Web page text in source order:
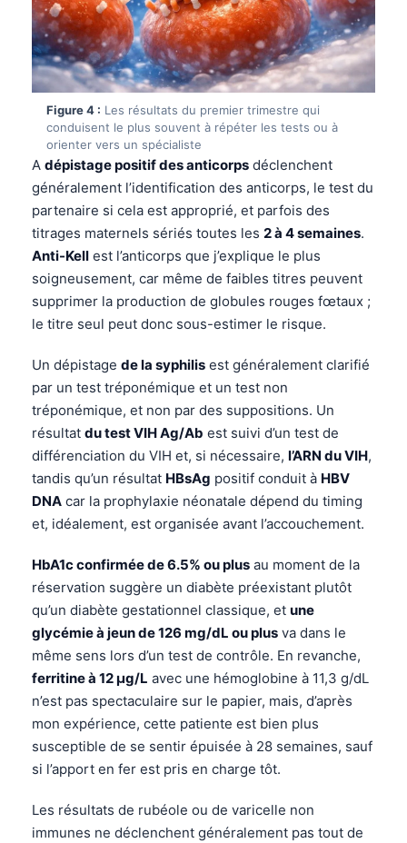
Figure 4 : Les résultats du premier trimestre qui
conduisent le plus souvent à répéter les tests ou à
orienter vers un spécialiste
A dépistage positif des anticorps déclenchent
généralement l’identification des anticorps, le test du
partenaire si cela est approprié, et parfois des
titrages maternels sériés toutes les 2 à 4 semaines.
Anti-Kell est l’anticorps que j’explique le plus
soigneusement, car même de faibles titres peuvent
supprimer la production de globules rouges fœtaux ;
le titre seul peut donc sous-estimer le risque.
Un dépistage de la syphilis est généralement clarifié
par un test tréponémique et un test non
tréponémique, et non par des suppositions. Un
résultat du test VIH Ag/Ab est suivi d’un test de
différenciation du VIH et, si nécessaire, l’ARN du VIH,
tandis qu’un résultat HBsAg positif conduit à HBV
DNA car la prophylaxie néonatale dépend du timing
et, idéalement, est organisée avant l’accouchement.
HbA1c confirmée de 6.5% ou plus au moment de la
réservation suggère un diabète préexistant plutôt
qu’un diabète gestationnel classique, et une
glycémie à jeun de 126 mg/dL ou plus va dans le
même sens lors d’un test de contrôle. En revanche,
ferritine à 12 µg/L avec une hémoglobine à 11,3 g/dL
n’est pas spectaculaire sur le papier, mais, d’après
mon expérience, cette patiente est bien plus
susceptible de se sentir épuisée à 28 semaines, sauf
si l’apport en fer est pris en charge tôt.
Les résultats de rubéole ou de varicelle non
immunes ne déclenchent généralement pas tout de
Македонски јазик
Euskara
Gàidhlig
Occitan
العربية المغربية
Afrikaans
Монгол
ພາສາລາວ
Basa Jawa
Cebuano
ئۇيغۇرچە
Кыргызча
Татар теле
Беларуская мова
Esperanto
Frysk
Norsk bokmål